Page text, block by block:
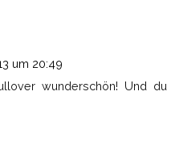
um 20:49
wunderschön! Und du